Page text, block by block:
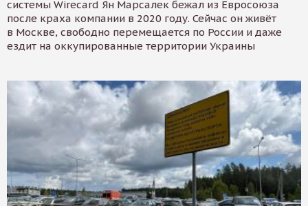
системы Wirecard Ян Марсалек бежал из Евросоюза
после краха компании в 2020 году. Сейчас он живёт
в Москве, свободно перемещается по России и даже
ездит на оккупированные территории Украины